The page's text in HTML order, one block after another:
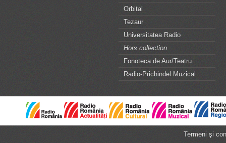
Orbital
Tezaur
Universitatea Radio
Hors collection
Fonoteca de Aur/Teatru
Radio-Prichindel Muzical
Termeni şi